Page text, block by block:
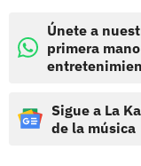
Únete a
primera
Sigue a La
de la música